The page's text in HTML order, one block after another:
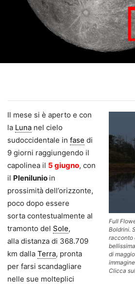
Full
Boldrini.
racconto
di
Clicca
Il mese si è aperto e con
la Luna nel cielo
sudoccidentale in fase di
9 giorni raggiungendo il
capolinea il 5 giugno, con
il Plenilunio in
prossimità dell’orizzonte,
poco dopo essere
sorta contestualmente al
tramonto del Sole,
alla distanza di 368.709
km dalla Terra, pronta
per farsi scandagliare
nelle sue molteplici